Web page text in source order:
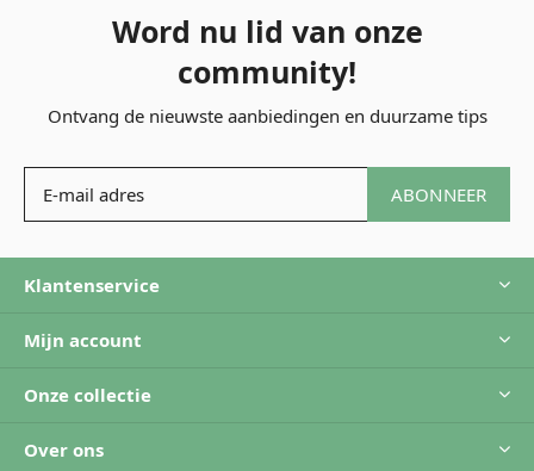
Word nu lid van onze
community!
Ontvang de nieuwste aanbiedingen en duurzame tips
ABONNEER
Klantenservice
Mijn account
Onze collectie
Over ons